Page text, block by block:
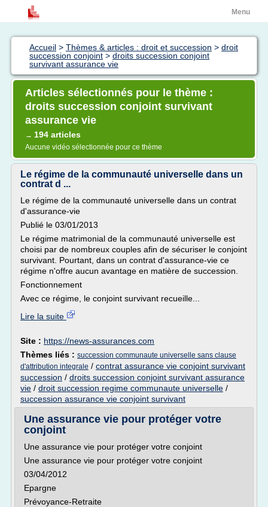
Menu
Accueil > Thèmes & articles : droit et succession > droit
succession conjoint > droits succession conjoint
survivant assurance vie
Articles sélectionnés pour le thème :
droits succession conjoint survivant
assurance vie
→ 194 articles
Aucune vidéo sélectionnée pour ce thème
Le régime de la communauté universelle dans un
contrat d ...
Le régime de la communauté universelle dans un contrat
d'assurance-vie
Publié le 03/01/2013
Le régime matrimonial de la communauté universelle est
choisi par de nombreux couples afin de sécuriser le conjoint
survivant. Pourtant, dans un contrat d'assurance-vie ce
régime n'offre aucun avantage en matière de succession.
Fonctionnement
Avec ce régime, le conjoint survivant recueille...
Lire la suite
Site : https://news-assurances.com
Thèmes liés : succession communaute universelle sans clause
d'attribution integrale / contrat assurance vie conjoint survivant
succession / droits succession conjoint survivant assurance
vie / droit succession regime communaute universelle /
succession assurance vie conjoint survivant
Une assurance vie pour protéger votre
conjoint
Une assurance vie pour protéger votre conjoint
Une assurance vie pour protéger votre conjoint
03/04/2012
Epargne
Prévoyance-Retraite